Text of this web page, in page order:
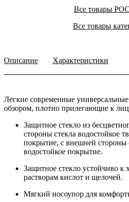
Все товары
Все товары
Описание Характеристики
Легкие современные
обзором, плотно прилегающие к
Защитное стекло из
стороны стекла водостойкое
покрытие, с внешней стороны
водостойкое покрытие.
Защитное стекло устойчиво к
растворам кислот и щелочей.
Мягкий носоупор для